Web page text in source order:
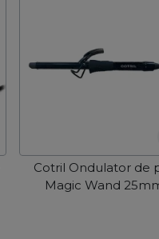
Cotril Ondulator de
Magic Wand